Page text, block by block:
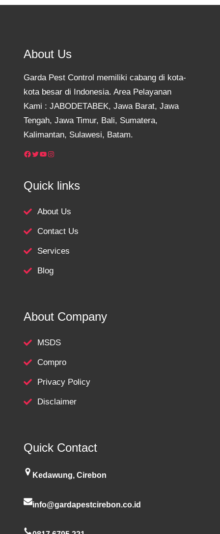
About Us
Garda Pest Control memiliki cabang di kota-
kota besar di Indonesia. Area Pelayanan
Kami : JABODETABEK, Jawa Barat, Jawa
Tengah, Jawa Timur, Bali, Sumatera,
Kalimantan, Sulawesi, Batam.
Facebook Twitter YouTube Instagram
Quick links
About Us
Contact Us
Services
Blog
About Company
MSDS
Compro
Privacy Policy
Disclaimer
Quick Contact
Kedawung, Cirebon
info@gardapestcirebon.co.id